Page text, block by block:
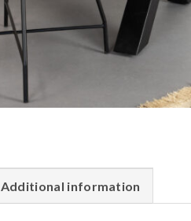
Additional information